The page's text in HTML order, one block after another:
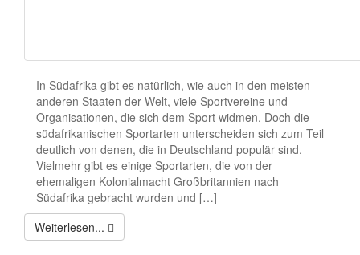
In Südafrika gibt es natürlich, wie auch in den meisten
anderen Staaten der Welt, viele Sportvereine und
Organisationen, die sich dem Sport widmen. Doch die
südafrikanischen Sportarten unterscheiden sich zum Teil
deutlich von denen, die in Deutschland populär sind.
Vielmehr gibt es einige Sportarten, die von der
ehemaligen Kolonialmacht Großbritannien nach
Südafrika gebracht wurden und […]
Weiterlesen...